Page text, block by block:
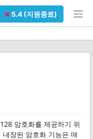
5.4 (지원종료)
암호화를 제공하기 위
장된 암호화 기능은 매